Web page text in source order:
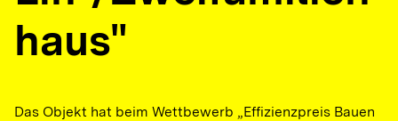
haus"
Das Objekt hat beim Wettbewerb „Effizienzpreis Bauen